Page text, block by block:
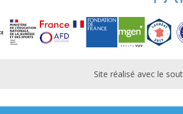
Site réalisé avec le